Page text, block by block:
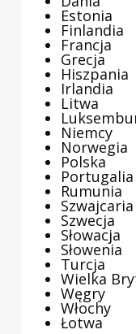
Estonia
Finlandia
Francja
Grecja
Hiszpania
Irlandia
Litwa
Niemcy
Norwegia
Polska
Portugalia
Rumunia
Szwajcaria
Szwecja
Słowacja
Słowenia
Turcja
Wielka
Węgry
Włochy
Łotwa